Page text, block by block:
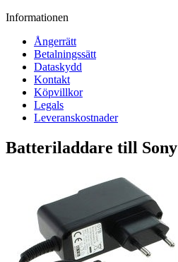
Informationen
Ångerrätt
Betalningssätt
Dataskydd
Kontakt
Köpvillkor
Legals
Leveranskostnader
Batteriladdare till